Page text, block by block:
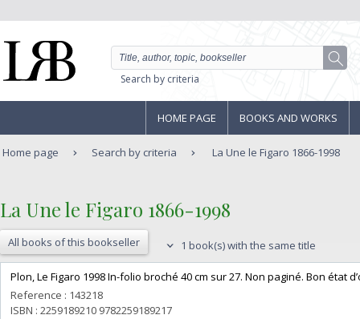
Search by criteria
HOME PAGE BOOKS AND WORKS
Home page Search by criteria La Une le Figaro 1866-1998
‎La Une le Figaro 1866-1998‎
All books of this bookseller 1 book(s) with the same title
‎Plon, Le Figaro 1998 In-folio broché 40 cm sur 27. Non paginé. Bon état
Reference : 143218
ISBN : 2259189210 9782259189217